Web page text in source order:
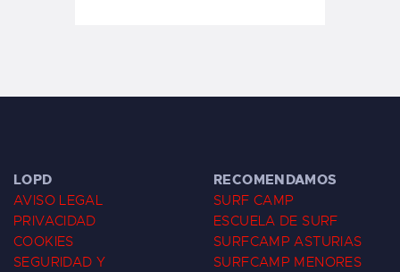
LOPD
AVISO LEGAL
PRIVACIDAD
COOKIES
SEGURIDAD Y
RECOMENDAMOS
SURF CAMP
ESCUELA DE SURF
SURFCAMP ASTURIAS
SURFCAMP MENORES